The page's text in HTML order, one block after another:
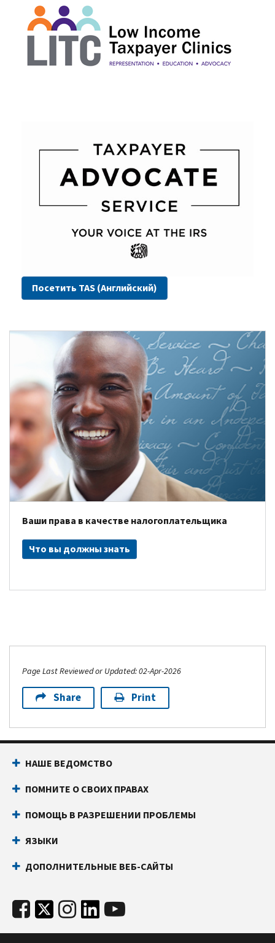
Посетить TAS (Английский)
Ваши права в качестве налогоплательщика
Что вы должны знать
Page Last Reviewed or Updated: 02-Apr-2026
Share Print
НАШЕ ВЕДОМСТВО
ПОМНИТЕ О СВОИХ ПРАВАХ
ПОМОЩЬ В РАЗРЕШЕНИИ ПРОБЛЕМЫ
ЯЗЫКИ
ДОПОЛНИТЕЛЬНЫЕ ВЕБ-САЙТЫ